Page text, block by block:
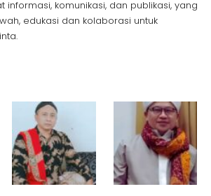
informasi, komunikasi, dan publikasi, yang
edukasi dan kolaborasi untuk